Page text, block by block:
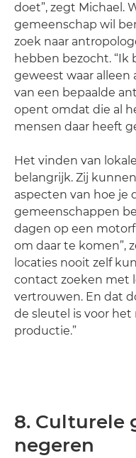
doet”, zegt Michael.
gemeenschap wil
zoek naar
hebben bezocht. “Ik
geweest waar alleen
van een bepaalde
opent omdat die al
mensen daar heeft
Het vinden van
belangrijk. Zij
aspecten van hoe je
gemeenschappen
dagen op een
om daar te komen”,
locaties nooit zelf
contact zoeken met
vertrouwen. En dat
de sleutel is voor het
productie.”
8. Culturele
negeren